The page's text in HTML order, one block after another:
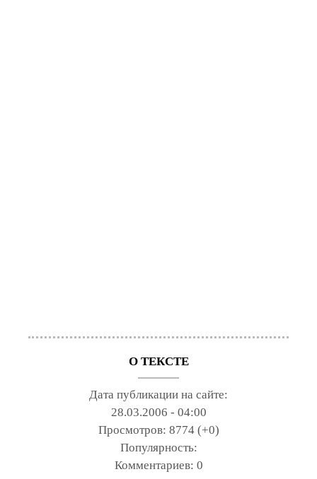
О ТЕКСТЕ
Дата публикации на сайте:
28.03.2006 - 04:00
Просмотров: 8774 (+0)
Популярность:
Комментариев: 0